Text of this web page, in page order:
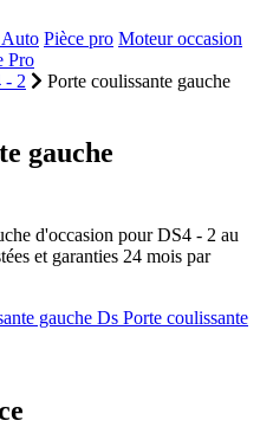
Auto Pièce pro Moteur occasion
Pro
- 2
Porte coulissante gauche
gauche
d'occasion pour DS4 - 2 au
et garanties 24 mois par
gauche Ds Porte coulissante